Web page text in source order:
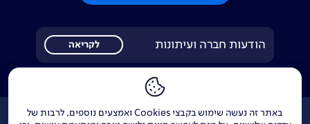
באתר זה נעשה שימוש בקבצי Cookies ואמצעים נוספים, לרבות של
הודעות חברה ועיתונות לקריאה